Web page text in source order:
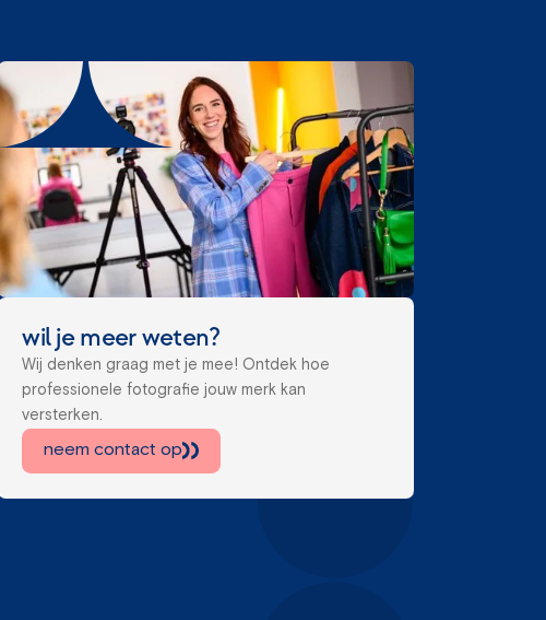
wil je meer weten?
Wij denken graag met je mee! Ontdek hoe
professionele fotografie jouw merk kan
versterken.
neem contact op